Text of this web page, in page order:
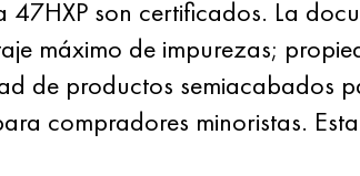
47НХР son certificados. La
máximo de impurezas;
de productos semiacabados
compradores minoristas.